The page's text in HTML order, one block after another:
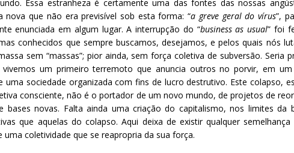
Essa estranheza é certamente uma das fontes das nossas
nova que não era previsível sob esta forma: “a greve geral do vírus”,
enunciada em algum lugar. A interrupção do “business as usual” foi
conhecidos que sempre buscamos, desejamos, e pelos quais nós
sem “massas”; pior ainda, sem força coletiva de subversão. Seria
um primeiro terremoto que anuncia outros no porvir, em um
uma sociedade organizada com fins de lucro destrutivo. Este colapso,
consciente, não é o portador de um novo mundo, de projetos de
bases novas. Falta ainda uma criação do capitalismo, nos limites da
que aquelas do colapso. Aqui deixa de existir qualquer
uma coletividade que se reapropria da sua força.